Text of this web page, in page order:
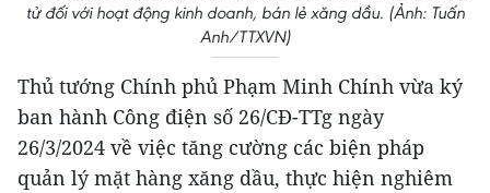
tử đối với hoạt động kinh doanh, bán lẻ xăng dầu. (Ảnh: Tuấn
Anh/TTXVN)
Thủ tướng Chính phủ Phạm Minh Chính vừa ký
ban hành Công điện số 26/CĐ-TTg ngày
26/3/2024 về việc tăng cường các biện pháp
quản lý mặt hàng xăng dầu, thực hiện nghiêm